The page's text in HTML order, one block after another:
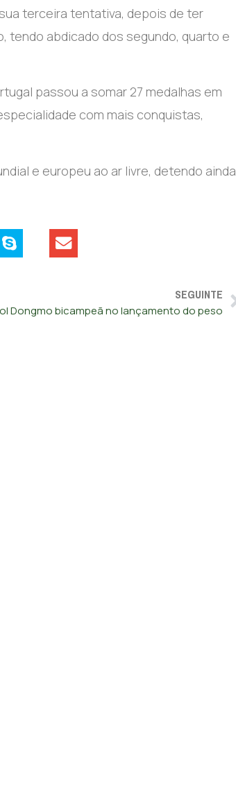
terceira tentativa, depois de ter
tendo abdicado dos segundo, quarto e
passou a somar 27 medalhas em
com mais conquistas,
e europeu ao ar livre, detendo ainda
SEGUINTE
Dongmo bicampeã no lançamento do peso